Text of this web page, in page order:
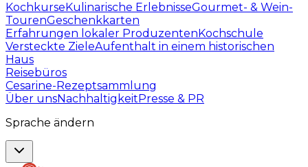
KochkurseKulinarische ErlebnisseGourmet- & Wein-
TourenGeschenkkarten
Erfahrungen lokaler ProduzentenKochschule
Versteckte ZieleAufenthalt in einem historischen
Haus
Reisebüros
Cesarine-Rezeptsammlung
Über unsNachhaltigkeitPresse & PR
Sprache ändern